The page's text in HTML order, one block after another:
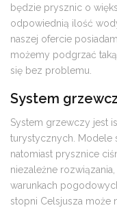
będzie prysznic o
odpowiednią ilość
naszej ofercie
możemy podgrzać
się bez problemu.
System
System grzewczy jest
turystycznych. Modele
natomiast prysznice
niezależne
warunkach
stopni Celsjusza może